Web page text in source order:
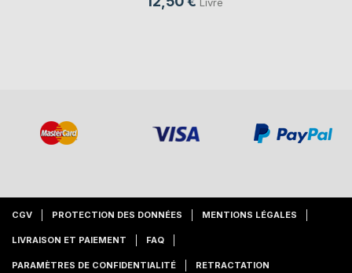
Livre
CGV PROTECTION DES DONNÉES MENTIONS LÉGALES
LIVRAISON ET PAIEMENT FAQ
PARAMÈTRES DE CONFIDENTIALITÉ RETRACTATION